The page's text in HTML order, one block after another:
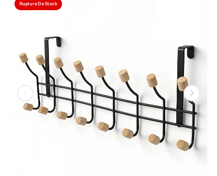
Rupture De Stock